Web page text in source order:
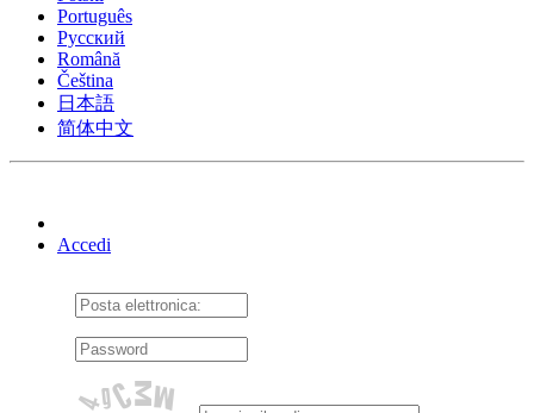
Português
Pусский
Română
Čeština
日本語
简体中文
Accedi